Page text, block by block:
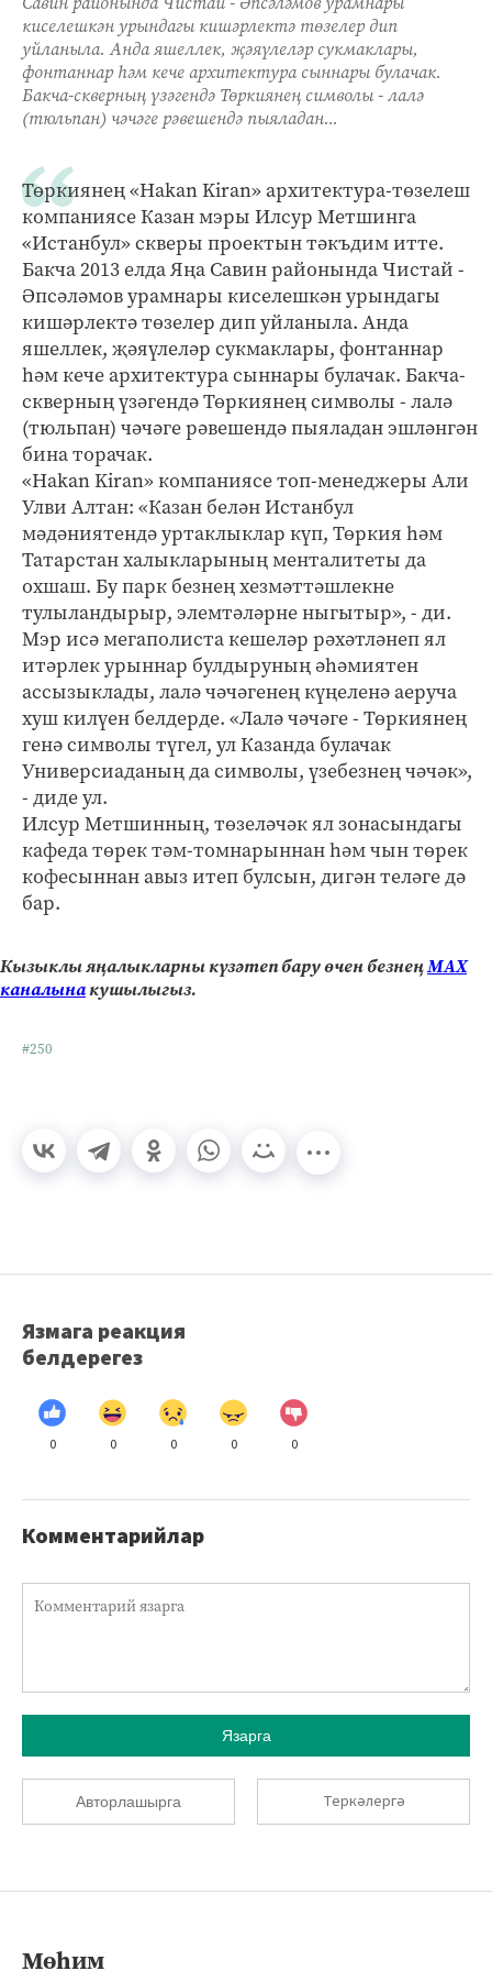
киселешкән урындагы кишәрлектә төзелер дип
уйланыла. Анда яшеллек, җәяүлеләр сукмаклары,
фонтаннар һәм кече архитектура сыннары булачак.
Бакча-скверның үзәгендә Төркиянең символы - лалә
(тюльпан) чәчәге рәвешендә пыяладан...
Төркиянең «Hakan Kiran» архитектура-төзелеш
компаниясе Казан мэры Илсур Метшинга
«Истанбул» скверы проектын тәкъдим итте.
Бакча 2013 елда Яңа Савин районында Чистай -
Әпсәләмов урамнары киселешкән урындагы
кишәрлектә төзелер дип уйланыла. Анда
яшеллек, җәяүлеләр сукмаклары, фонтаннар
һәм кече архитектура сыннары булачак. Бакча-
скверның үзәгендә Төркиянең символы - лалә
(тюльпан) чәчәге рәвешендә пыяладан эшләнгән
бина торачак.
«Hakan Kiran» компаниясе топ-менеджеры Али
Улви Алтан: «Казан белән Истанбул
мәдәниятендә уртаклыклар күп, Төркия һәм
Татарстан халыкларының менталитеты да
охшаш. Бу парк безнең хезмәттәшлекне
тулыландырыр, элемтәләрне ныгытыр», - ди.
Мэр исә мегаполиста кешеләр рәхәтләнеп ял
итәрлек урыннар булдыруның әһәмиятен
ассызыклады, лалә чәчәгенең күңеленә аеруча
хуш килүен белдерде. «Лалә чәчәге - Төркиянең
генә символы түгел, ул Казанда булачак
Универсиаданың да символы, үзебезнең чәчәк»,
- диде ул.
Илсур Метшинның, төзеләчәк ял зонасындагы
кафеда төрек тәм-томнарыннан һәм чын төрек
кофесыннан авыз итеп булсын, дигән теләге дә
бар.
Кызыклы яңалыкларны күзәтеп бару өчен безнеңМАХ
каналынакушылыгыз.
#250
Язмага реакция
белдерегез
0 0 0 0 0
Комментарийлар
Язарга
Авторлашырга Теркәлергә
Мөһим